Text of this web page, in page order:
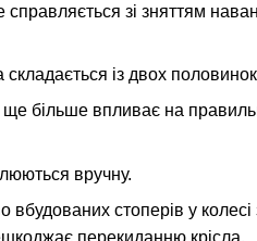
справляється зі зняттям
складається із двох
більше впливає на
вручну.
вбудованих стоперів у колесі